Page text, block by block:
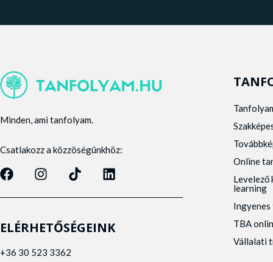
Minden, ami tanfolyam.
Csatlakozz a közzöségünkhöz:
ELÉRHETŐSÉGEINK
+36 30 523 3362
Online
Levelező
learning
Ingyenes
TBA
Vállalati